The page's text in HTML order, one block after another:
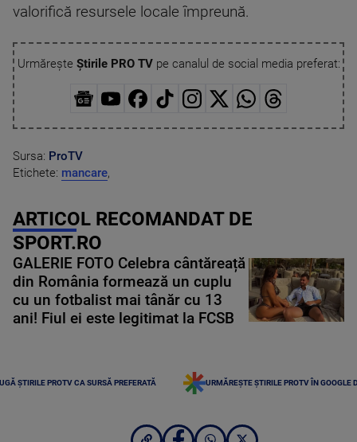
valorifică resursele locale împreună.
Urmărește Știrile PRO TVpe canalul de social media preferat:
Sursa: ProTV
Etichete: mancare,
ARTICOL RECOMANDAT DE
SPORT.RO
GALERIE FOTO Celebra cântăreață
din România formează un cuplu
cu un fotbalist mai tânăr cu 13
ani! Fiul ei este legitimat la FCSB
ȘTIRILE PROTV CA SURSĂ PREFERATĂ URMĂREȘTE ȘTIRILE PROTV ÎN GOOGLE